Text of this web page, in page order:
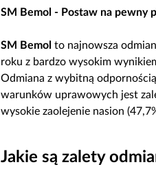
SM Bemol - Postaw na pewny
SM Bemol to najnowsza
roku z bardzo wysokim
Odmiana z wybitną
warunków uprawowych jest
wysokie zaolejenie nasion
Jakie są zalety